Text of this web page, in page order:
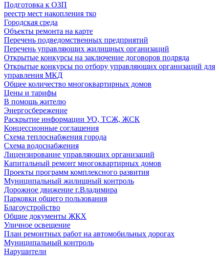
Подготовка к ОЗП
реестр мест накопления тко
Городская среда
Объекты ремонта на карте
Перечень подведомственных предприятий
Перечень управляющих жилищных организаций
Открытые конкурсы на заключение договоров подряда
Открытые конкурсы по отбору управляющих организаций для
управления МКД
Общее количество многоквартирных домов
Цены и тарифы
В помощь жителю
Энергосбережение
Раскрытие информации УО, ТСЖ, ЖСК
Концессионные соглашения
Схема теплоснабжения города
Схема водоснабжения
Лицензирование управляющих организаций
Капитальный ремонт многоквартирных домов
Проекты программ комплексного развития
Муниципальный жилищный контроль
Дорожное движение г.Владимира
Парковки общего пользования
Благоустройство
Общие документы ЖКХ
Уличное освещение
План ремонтных работ на автомобильных дорогах
Муниципальный контроль
Нарушители